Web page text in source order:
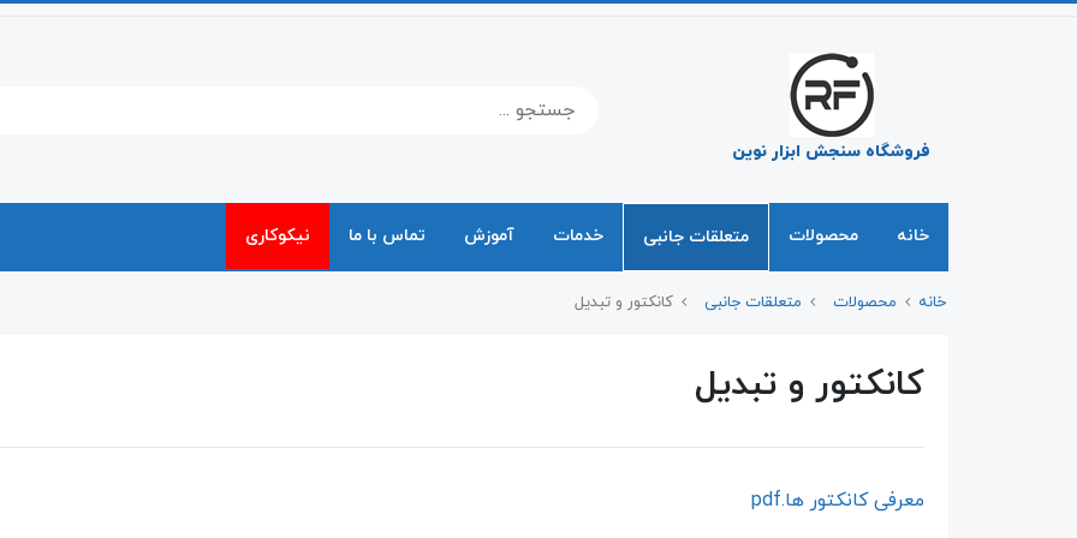
فروشگاه سنجش ابزار نوین
خانه محصولات متعلقات جانبی خدمات آموزش تماس با ما نیکوکاری
خانه محصولات متعلقات جانبی کانکتور و تبدیل
کانکتور و تبدیل
معرفی کانکتور ها.pdf